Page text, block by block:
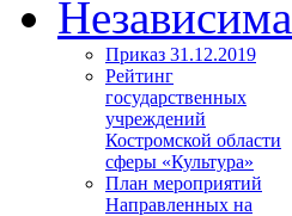
Приказ 31.12.2019
Рейтинг
государственных
учреждений
Костромской области
сферы «Культура»
План мероприятий
Направленных на